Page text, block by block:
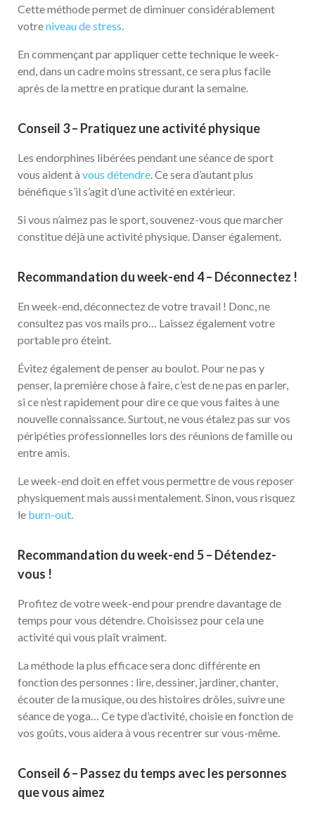
Cette méthode permet de diminuer considérablement
votreniveau de stress.
En commençant par appliquer cette technique le week-
end, dans un cadre moins stressant, ce sera plus facile
après de la mettre en pratique durant la semaine.
Conseil 3 – Pratiquez une activité physique
Les endorphines libérées pendant une séance de sport
vous aident à vous détendre. Ce sera d’autant plus
bénéfique s’il s’agit d’une activité en extérieur.
Si vous n’aimez pas le sport, souvenez-vous que marcher
constitue déjà une activité physique. Danser également.
Recommandation du week-end 4 – Déconnectez !
En week-end, déconnectez de votre travail ! Donc, ne
consultez pas vos mails pro… Laissez également votre
portable pro éteint.
Évitez également de penser au boulot. Pour ne pas y
penser, la première chose à faire, c’est de ne pas en parler,
si ce n’est rapidement pour dire ce que vous faites à une
nouvelle connaissance. Surtout, ne vous étalez pas sur vos
péripéties professionnelles lors des réunions de famille ou
entre amis.
Le week-end doit en effet vous permettre de vous reposer
physiquement mais aussi mentalement. Sinon, vous risquez
le burn-out.
Recommandation du week-end 5 – Détendez-
vous !
Profitez de votre week-end pour prendre davantage de
temps pour vous détendre. Choisissez pour cela une
activité qui vous plaît vraiment.
La méthode la plus efficace sera donc différente en
fonction des personnes : lire, dessiner, jardiner, chanter,
écouter de la musique, ou des histoires drôles, suivre une
séance de yoga… Ce type d’activité, choisie en fonction de
vos goûts, vous aidera à vous recentrer sur vous-même.
Conseil 6 – Passez du temps avec les personnes
que vous aimez